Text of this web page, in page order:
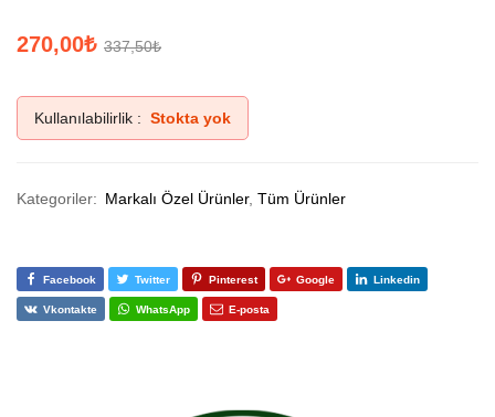
337,50₺
270,00₺
Kullanılabilirlik : Stokta yok
Kategoriler: Markalı Özel Ürünler, Tüm Ürünler
Facebook Twitter Pinterest Google Linkedin
Vkontakte WhatsApp E-posta